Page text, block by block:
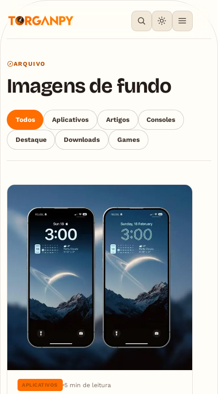
ARQUIVO
Imagens de fundo
Todos Aplicativos Artigos Consoles
Destaque Downloads Games
Articles
APLICATIVOS 5 min de leitura